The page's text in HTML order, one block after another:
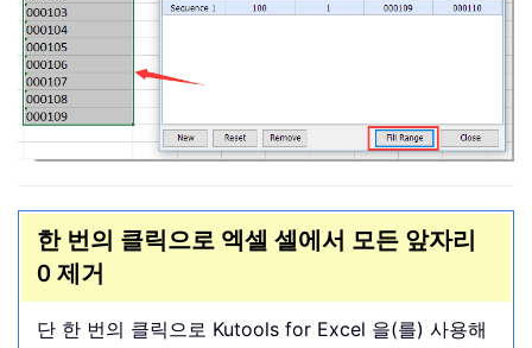
한 번의 클릭으로 엑셀 셀에서 모든 앞자리
0 제거
단 한 번의 클릭으로 Kutools for Excel 을(를) 사용해